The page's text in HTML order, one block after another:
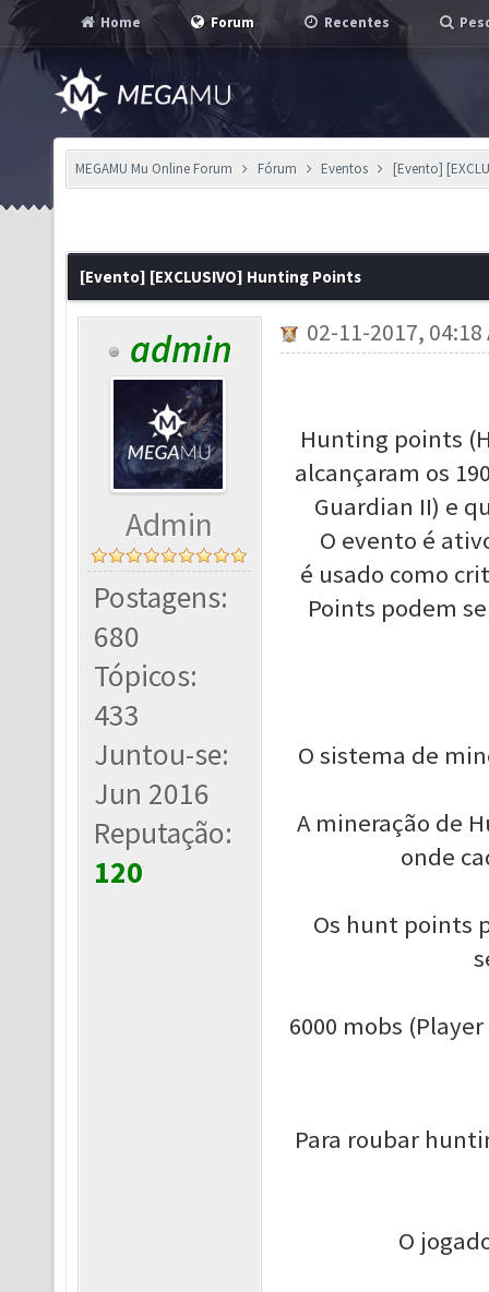
Home Forum Recentes
MEGAMU Mu Online Forum Fórum Eventos [Evento]
[Evento] [EXCLUSIVO] Hunting Points
admin
Admin
Postagens:
680
Tópicos:
433
Juntou-se:
Jun 2016
Reputação:
120
02-11-2017, 04:18
Hunting points
alcançaram os
Guardian II) e
O evento é
é usado como
Points podem
O sistema de
A mineração de
onde
Os hunt points
6000 mobs
Para roubar
O